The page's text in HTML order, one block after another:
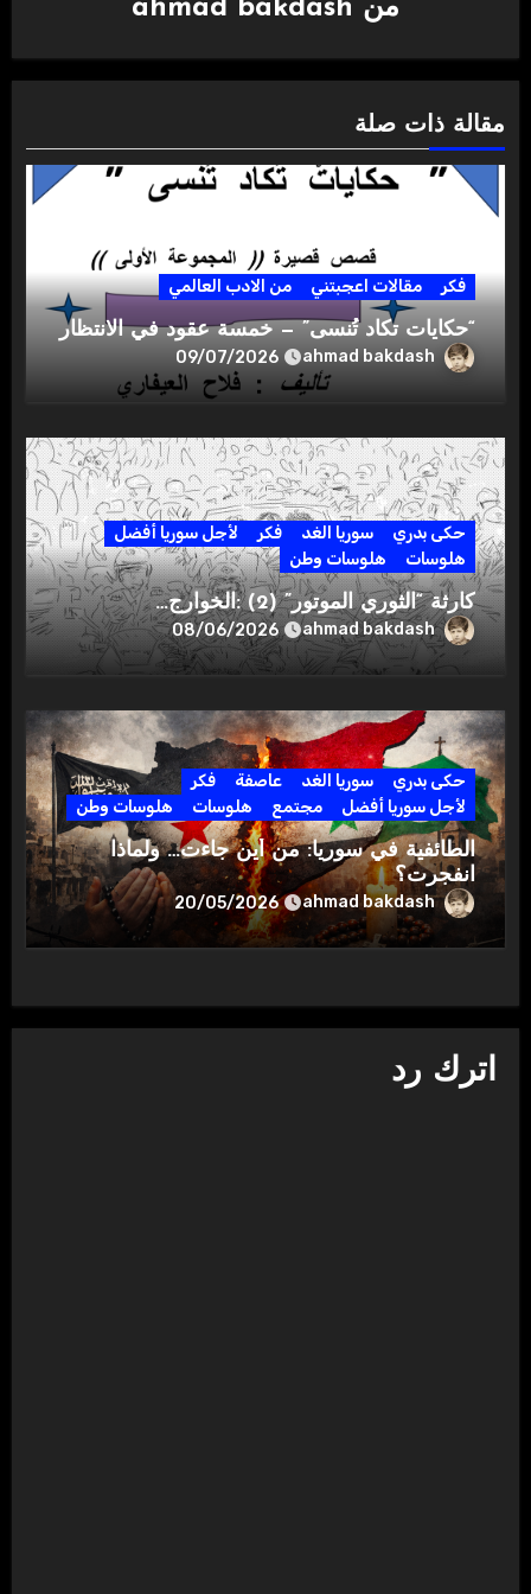
من ahmad bakdash
مقالة ذات صلة
فكر مقالات اعجبتني من الادب العالمي
“حكايات تكاد تُنسى” — خمسة عقود في الانتظار
ahmad bakdash
09/07/2026
حكى بدري سوريا الغد فكر
لأجل سوريا أفضل
هلوسات
هلوسات وطن
كارثة “الثوري الموتور” (2) :الخوارج…
ahmad bakdash
08/06/2026
حكى بدري سوريا الغد عاصفة
فكر
لأجل سوريا أفضل
مجتمع هلوسات هلوسات وطن
الطائفية في سوريا: من أين جاءت… ولماذا
انفجرت؟
ahmad bakdash
20/05/2026
اترك رد